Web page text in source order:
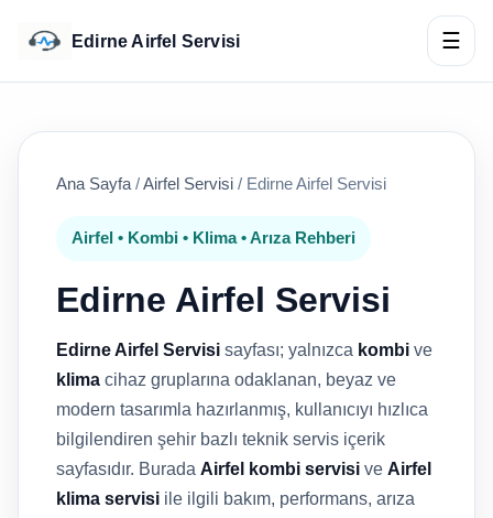
Edirne Airfel Servisi ☰
Ana Sayfa /Airfel Servisi / Edirne Airfel Servisi
Airfel • Kombi • Klima • Arıza Rehberi
Edirne Airfel Servisi
Edirne Airfel Servisi sayfası; yalnızca kombi ve
klima cihaz gruplarına odaklanan, beyaz ve
modern tasarımla hazırlanmış, kullanıcıyı hızlıca
bilgilendiren şehir bazlı teknik servis içerik
sayfasıdır. Burada Airfel kombi servisi ve Airfel
klima servisi ile ilgili bakım, performans, arıza